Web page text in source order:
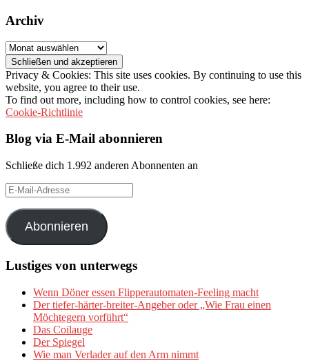
Archiv
Archiv
Privacy & Cookies: This site uses cookies. By continuing to use this
website, you agree to their use.
To find out more, including how to control cookies, see here:
Cookie-Richtlinie
Blog via E-Mail abonnieren
Schließe dich 1.992 anderen Abonnenten an
E-
Mail-
Adresse
Abonnieren
Lustiges von unterwegs
Wenn Döner essen Flipperautomaten-Feeling macht
Der tiefer-härter-breiter-Angeber oder „Wie Frau einen
Möchtegern vorführt“
Das Coilauge
Der Spiegel
Wie man Verlader auf den Arm nimmt